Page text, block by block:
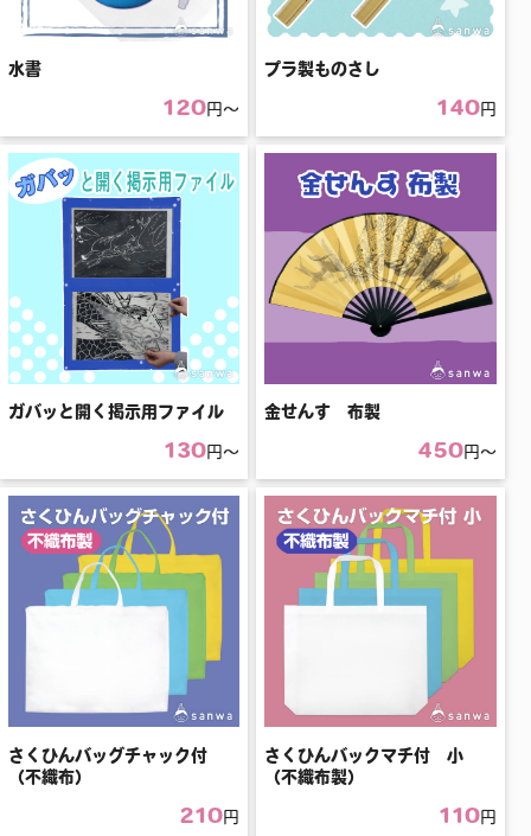
水書
120円〜
プラ製ものさし
140円
ガバッと開く掲示用ファイル
130円〜
金せんす 布製
450円〜
さくひんバッグチャック付
（不織布）
210円
さくひんバックマチ付 小
（不織布製）
110円